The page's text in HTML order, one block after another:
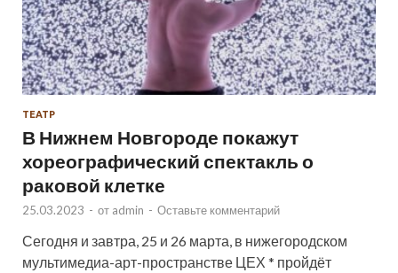
ТЕАТР
В Нижнем Новгороде покажут
хореографический спектакль о
раковой клетке
25.03.2023 - от admin - Оставьте комментарий
Сегодня и завтра, 25 и 26 марта, в нижегородском
мультимедиа-арт-пространстве ЦЕХ * пройдёт